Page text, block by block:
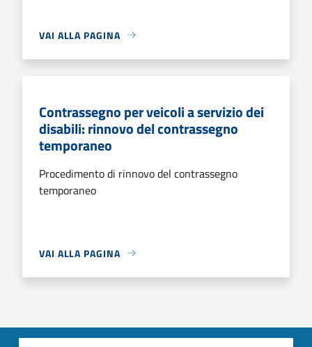
VAI ALLA PAGINA
Contrassegno per veicoli a servizio dei
disabili: rinnovo del contrassegno
temporaneo
Procedimento di rinnovo del contrassegno
temporaneo
VAI ALLA PAGINA